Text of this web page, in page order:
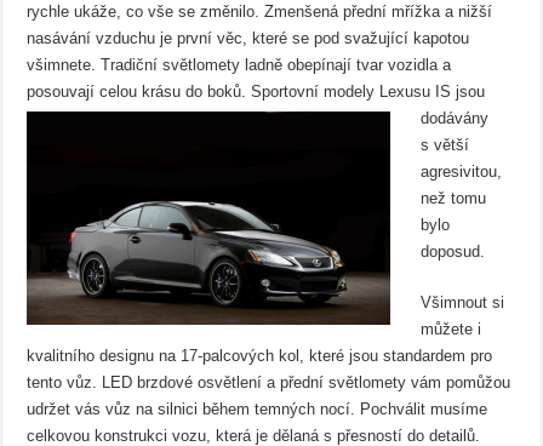
rychle ukáže, co vše se změnilo. Zmenšená přední mřížka a nižší
nasávání vzduchu je první věc, které se pod svažující kapotou
všimnete. Tradiční světlomety ladně obepínají tvar vozidla a
posouvají celou krásu do boků.Sportovní modely Lexusu IS jsou
dodávány
s větší
agresivitou,
než tomu
bylo
doposud.
Všimnout si
můžete i
kvalitního designu na 17-palcových kol, které jsou standardem pro
tento vůz. LED brzdové osvětlení a přední světlomety vám pomůžou
udržet vás vůz na silnici během temných nocí. Pochválit musíme
celkovou konstrukci vozu, která je dělaná s přesností do detailů.